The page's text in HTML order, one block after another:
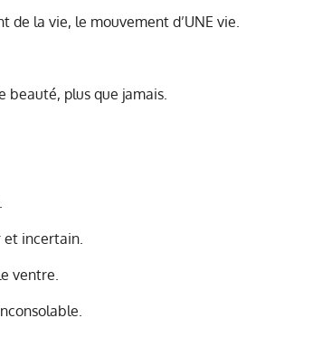
de la vie, le mouvement d’UNE vie.
beauté, plus que jamais.
et incertain.
ventre.